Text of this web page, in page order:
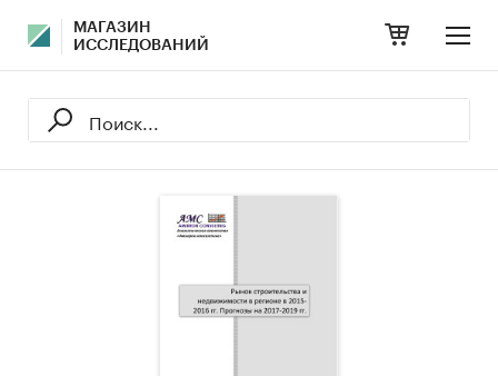
МАГАЗИН
ИССЛЕДОВАНИЙ